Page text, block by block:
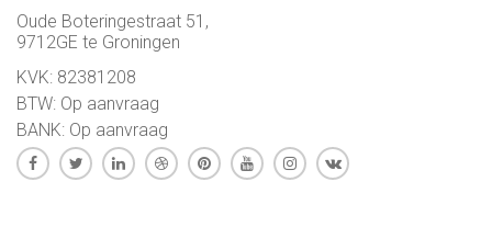
Oude Boteringestraat 51,
9712GE te Groningen
KVK: 82381208
BTW: Op aanvraag
BANK: Op aanvraag